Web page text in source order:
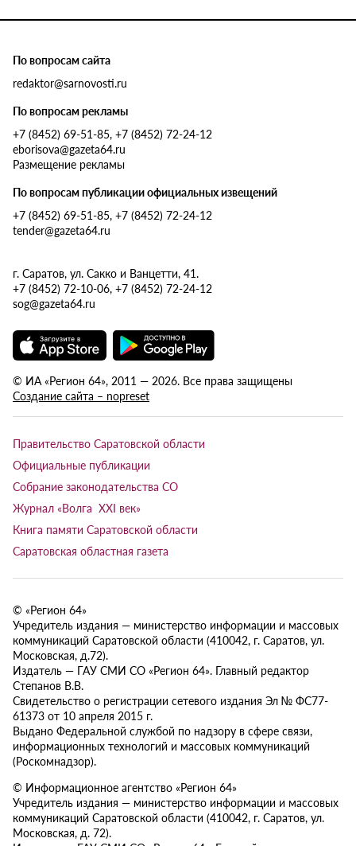
По вопросам сайта
redaktor@sarnovosti.ru
По вопросам рекламы
+7 (8452) 69-51-85, +7 (8452) 72-24-12
eborisova@gazeta64.ru
Размещение рекламы
По вопросам публикации официальных извещений
+7 (8452) 69-51-85, +7 (8452) 72-24-12
tender@gazeta64.ru
г. Саратов, ул. Сакко и Ванцетти, 41.
+7 (8452) 72-10-06, +7 (8452) 72-24-12
sog@gazeta64.ru
© ИА «Регион 64», 2011 — 2026. Все права защищены
Создание сайта – nopreset
Правительство Саратовской области
Официальные публикации
Собрание законодательства СО
Журнал «Волга XXI век»
Книга памяти Саратовской области
Саратовская областная газета
© «Регион 64»
Учредитель издания — министерство информации и массовых
коммуникаций Саратовской области (410042, г. Саратов, ул.
Московская, д.72).
Издатель — ГАУ СМИ СО «Регион 64». Главный редактор
Степанов В.В.
Свидетельство о регистрации сетевого издания Эл № ФС77-
61373 от 10 апреля 2015 г.
Выдано Федеральной службой по надзору в сфере связи,
информационных технологий и массовых коммуникаций
(Роскомнадзор).
© Информационное агентство «Регион 64»
Учредитель издания — министерство информации и массовых
коммуникаций Саратовской области (410042, г. Саратов, ул.
Московская, д. 72).